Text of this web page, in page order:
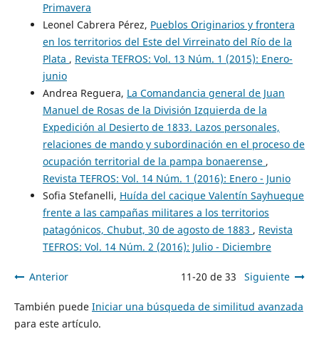
Primavera
Leonel Cabrera Pérez, Pueblos Originarios y frontera
en los territorios del Este del Virreinato del Río de la
Plata , Revista TEFROS: Vol. 13 Núm. 1 (2015): Enero-
junio
Andrea Reguera, La Comandancia general de Juan
Manuel de Rosas de la División Izquierda de la
Expedición al Desierto de 1833. Lazos personales,
relaciones de mando y subordinación en el proceso de
ocupación territorial de la pampa bonaerense ,
Revista TEFROS: Vol. 14 Núm. 1 (2016): Enero - Junio
Sofia Stefanelli, Huída del cacique Valentín Sayhueque
frente a las campañas militares a los territorios
patagónicos, Chubut, 30 de agosto de 1883 , Revista
TEFROS: Vol. 14 Núm. 2 (2016): Julio - Diciembre
Anterior 11-20 de 33 Siguiente
También puede Iniciar una búsqueda de similitud avanzada
para este artículo.